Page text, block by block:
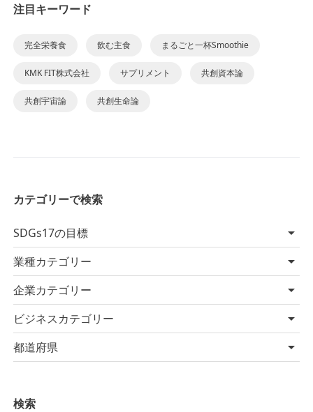
注目キーワード
完全栄養食 飲む主食 まるごと一杯Smoothie
KMK FIT株式会社 サプリメント 共創資本論
共創宇宙論 共創生命論
カテゴリーで検索
SDGs17の目標
業種カテゴリー
企業カテゴリー
ビジネスカテゴリー
都道府県
検索